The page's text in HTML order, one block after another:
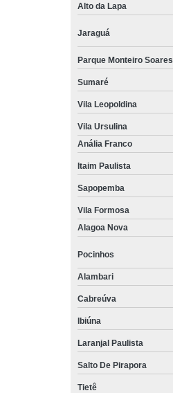
Alto da Lapa
Jaraguá
Parque Monteiro Soares
Sumaré
Vila Leopoldina
Vila Ursulina
Anália Franco
Itaim Paulista
Sapopemba
Vila Formosa
Alagoa Nova
Pocinhos
Alambari
Cabreúva
Ibiúna
Laranjal Paulista
Salto De Pirapora
Tietê